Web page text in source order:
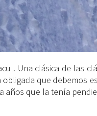
Una clásica de las
que debemos
que la tenía